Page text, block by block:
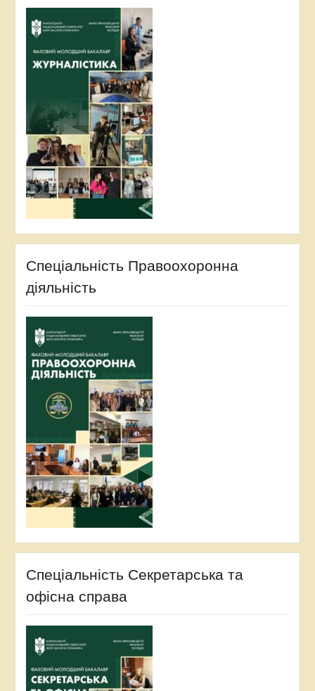
Спеціальність Правоохоронна
діяльність
Спеціальність Секретарська та
офісна справа